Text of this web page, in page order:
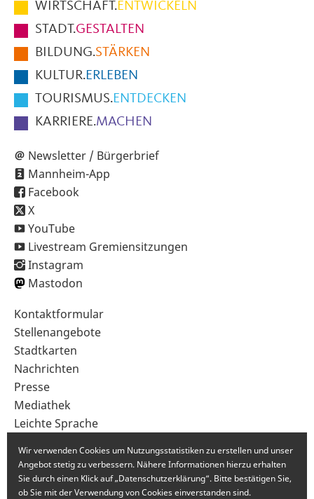
Fußbereich
der
Seite
WIRTSCHAFT.ENTWICKELN
STADT.GESTALTEN
BILDUNG.STÄRKEN
KULTUR.ERLEBEN
TOURISMUS.ENTDECKEN
KARRIERE.MACHEN
Newsletter / Bürgerbrief
Mannheim-App
Facebook
X
YouTube
Livestream Gremiensitzungen
Instagram
Mastodon
Sekundärnavigation
im
Fußbereich
Kontaktformular
Stellenangebote
Stadtkarten
Nachrichten
Presse
Mediathek
Leichte Sprache
Wir verwenden Cookies um Nutzungsstatistiken zu erstellen und unser
Angebot stetig zu verbessern. Nähere Informationen hierzu erhalten
Sie durch einen Klick auf „Datenschutzerklärung“. Bitte bestätigen Sie,
ob Sie mit der Verwendung von Cookies einverstanden sind.